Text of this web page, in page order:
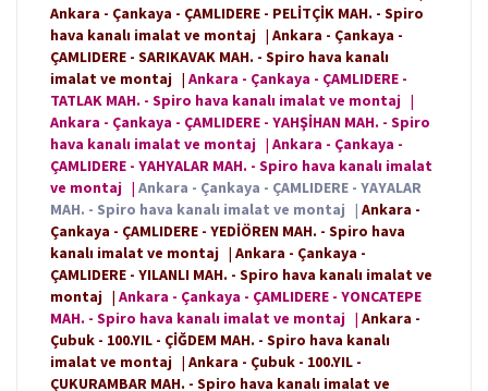
Ankara - Çankaya - ÇAMLIDERE - PELİTÇİK MAH. - Spiro
hava kanalı imalat ve montaj | Ankara - Çankaya -
ÇAMLIDERE - SARIKAVAK MAH. - Spiro hava kanalı
imalat ve montaj | Ankara - Çankaya - ÇAMLIDERE -
TATLAK MAH. - Spiro hava kanalı imalat ve montaj |
Ankara - Çankaya - ÇAMLIDERE - YAHŞİHAN MAH. - Spiro
hava kanalı imalat ve montaj | Ankara - Çankaya -
ÇAMLIDERE - YAHYALAR MAH. - Spiro hava kanalı imalat
ve montaj | Ankara - Çankaya - ÇAMLIDERE - YAYALAR
MAH. - Spiro hava kanalı imalat ve montaj | Ankara -
Çankaya - ÇAMLIDERE - YEDİÖREN MAH. - Spiro hava
kanalı imalat ve montaj | Ankara - Çankaya -
ÇAMLIDERE - YILANLI MAH. - Spiro hava kanalı imalat ve
montaj | Ankara - Çankaya - ÇAMLIDERE - YONCATEPE
MAH. - Spiro hava kanalı imalat ve montaj | Ankara -
Çubuk - 100.YIL - ÇİĞDEM MAH. - Spiro hava kanalı
imalat ve montaj | Ankara - Çubuk - 100.YIL -
ÇUKURAMBAR MAH. - Spiro hava kanalı imalat ve